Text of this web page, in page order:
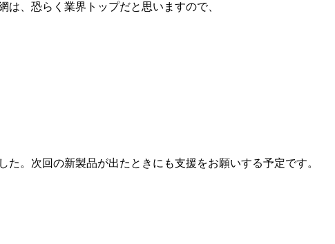
、恐らく業界トップだと思いますので、
。次回の新製品が出たときにも支援をお願いする予定です。